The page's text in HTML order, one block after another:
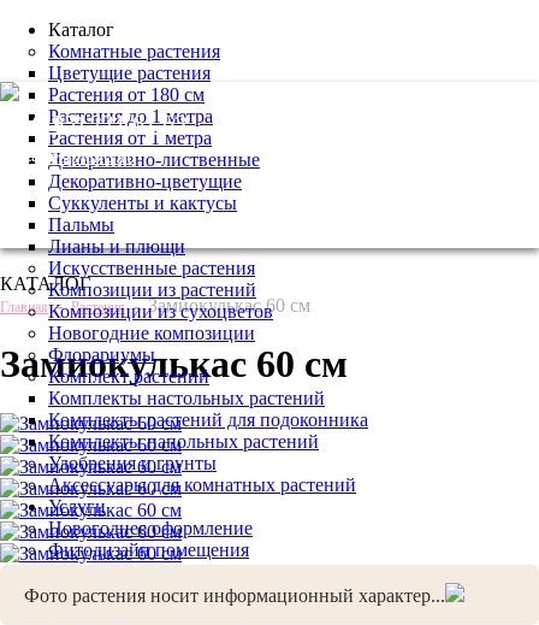
Каталог
Комнатные растения
Цветущие растения
Растения от 180 см
Растения до 1 метра
Растения от 1 метра
Декоративно-лиственные
Декоративно-цветущие
Суккуленты и кактусы
Пальмы
Лианы и плющи
Искусственные растения
Композиции из растений
Композиции из сухоцветов
Новогодние композиции
Флорариумы
Комплект растений
Комплекты настольных растений
Комплекты растений для подоконника
Комплекты напольных растений
Удобрения и грунты
Аксессуары для комнатных растений
Услуги
Новогоднее оформление
Фитодизайн помещения
Озеленение интерьера
Вертикальное озеленение
+7 (495) 221 61 63
we@bestplants.ru
КАТАЛОГ
Главная - Растения - Замиокулькас 60 см
Замиокулькас 60 см
Фото растения носит информационный характер...